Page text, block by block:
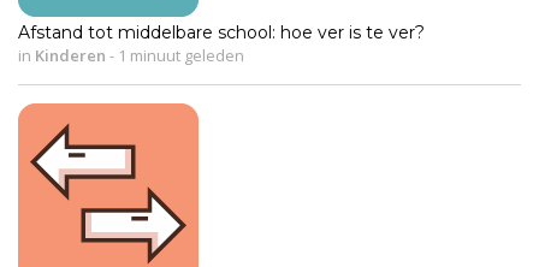
Afstand tot middelbare school: hoe ver is te ver?
in Kinderen - 1 minuut geleden